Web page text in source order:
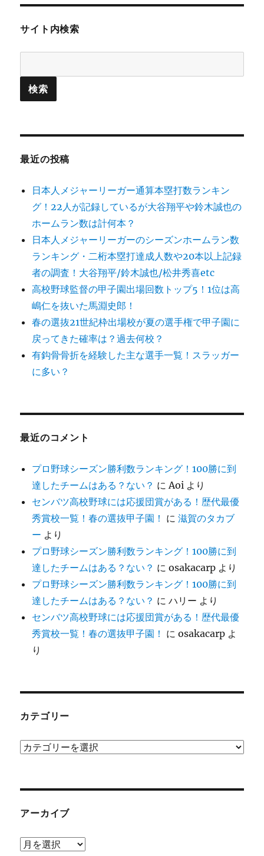
サイト内検索
最近の投稿
日本人メジャーリーガー通算本塁打数ランキン
グ！22人が記録しているが大谷翔平や鈴木誠也の
ホームラン数は計何本？
日本人メジャーリーガーのシーズンホームラン数
ランキング・二桁本塁打達成人数や20本以上記録
者の調査！大谷翔平/鈴木誠也/松井秀喜etc
高校野球監督の甲子園出場回数トップ5！1位は高
嶋仁を抜いた馬淵史郎！
春の選抜21世紀枠出場校が夏の選手権で甲子園に
戻ってきた確率は？過去何校？
有鈎骨骨折を経験した主な選手一覧！スラッガー
に多い？
最近のコメント
プロ野球シーズン勝利数ランキング！100勝に到
達したチームはある？ない？ にAoi より
センバツ高校野球には応援団賞がある！歴代最優
秀賞校一覧！春の選抜甲子園！ に滋賀のタカブ
ー より
プロ野球シーズン勝利数ランキング！100勝に到
達したチームはある？ない？ にosakacarp より
プロ野球シーズン勝利数ランキング！100勝に到
達したチームはある？ない？ にハリー より
センバツ高校野球には応援団賞がある！歴代最優
秀賞校一覧！春の選抜甲子園！ にosakacarp よ
り
カテゴリー
カ
ー
アーカイブ
ア